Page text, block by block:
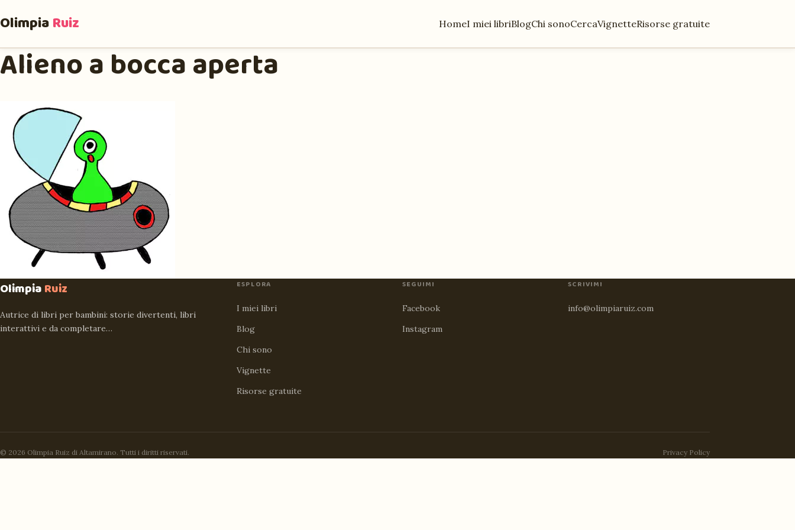
OlimpiaRuiz HomeI miei libriBlogChi sonoCercaVignetteRisorse gratuite
Alieno a bocca aperta
OlimpiaRuiz
Autrice di libri per bambini: storie divertenti, libri
interattivi e da completare…
ESPLORA
I miei libri
Blog
Chi sono
Vignette
Risorse gratuite
SEGUIMI
Facebook
Instagram
SCRIVIMI
info@olimpiaruiz.com
© 2026 Olimpia Ruiz di Altamirano. Tutti i diritti riservati. Privacy Policy